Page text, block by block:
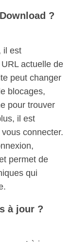
?
il est
actuelle de
peut changer
blocages,
pour trouver
il est
connecter.
permet de
qui
à jour ?